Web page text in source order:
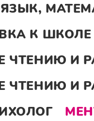
К ШКОЛЕ
ЧТЕНИЮ И
ЧТЕНИЮ И